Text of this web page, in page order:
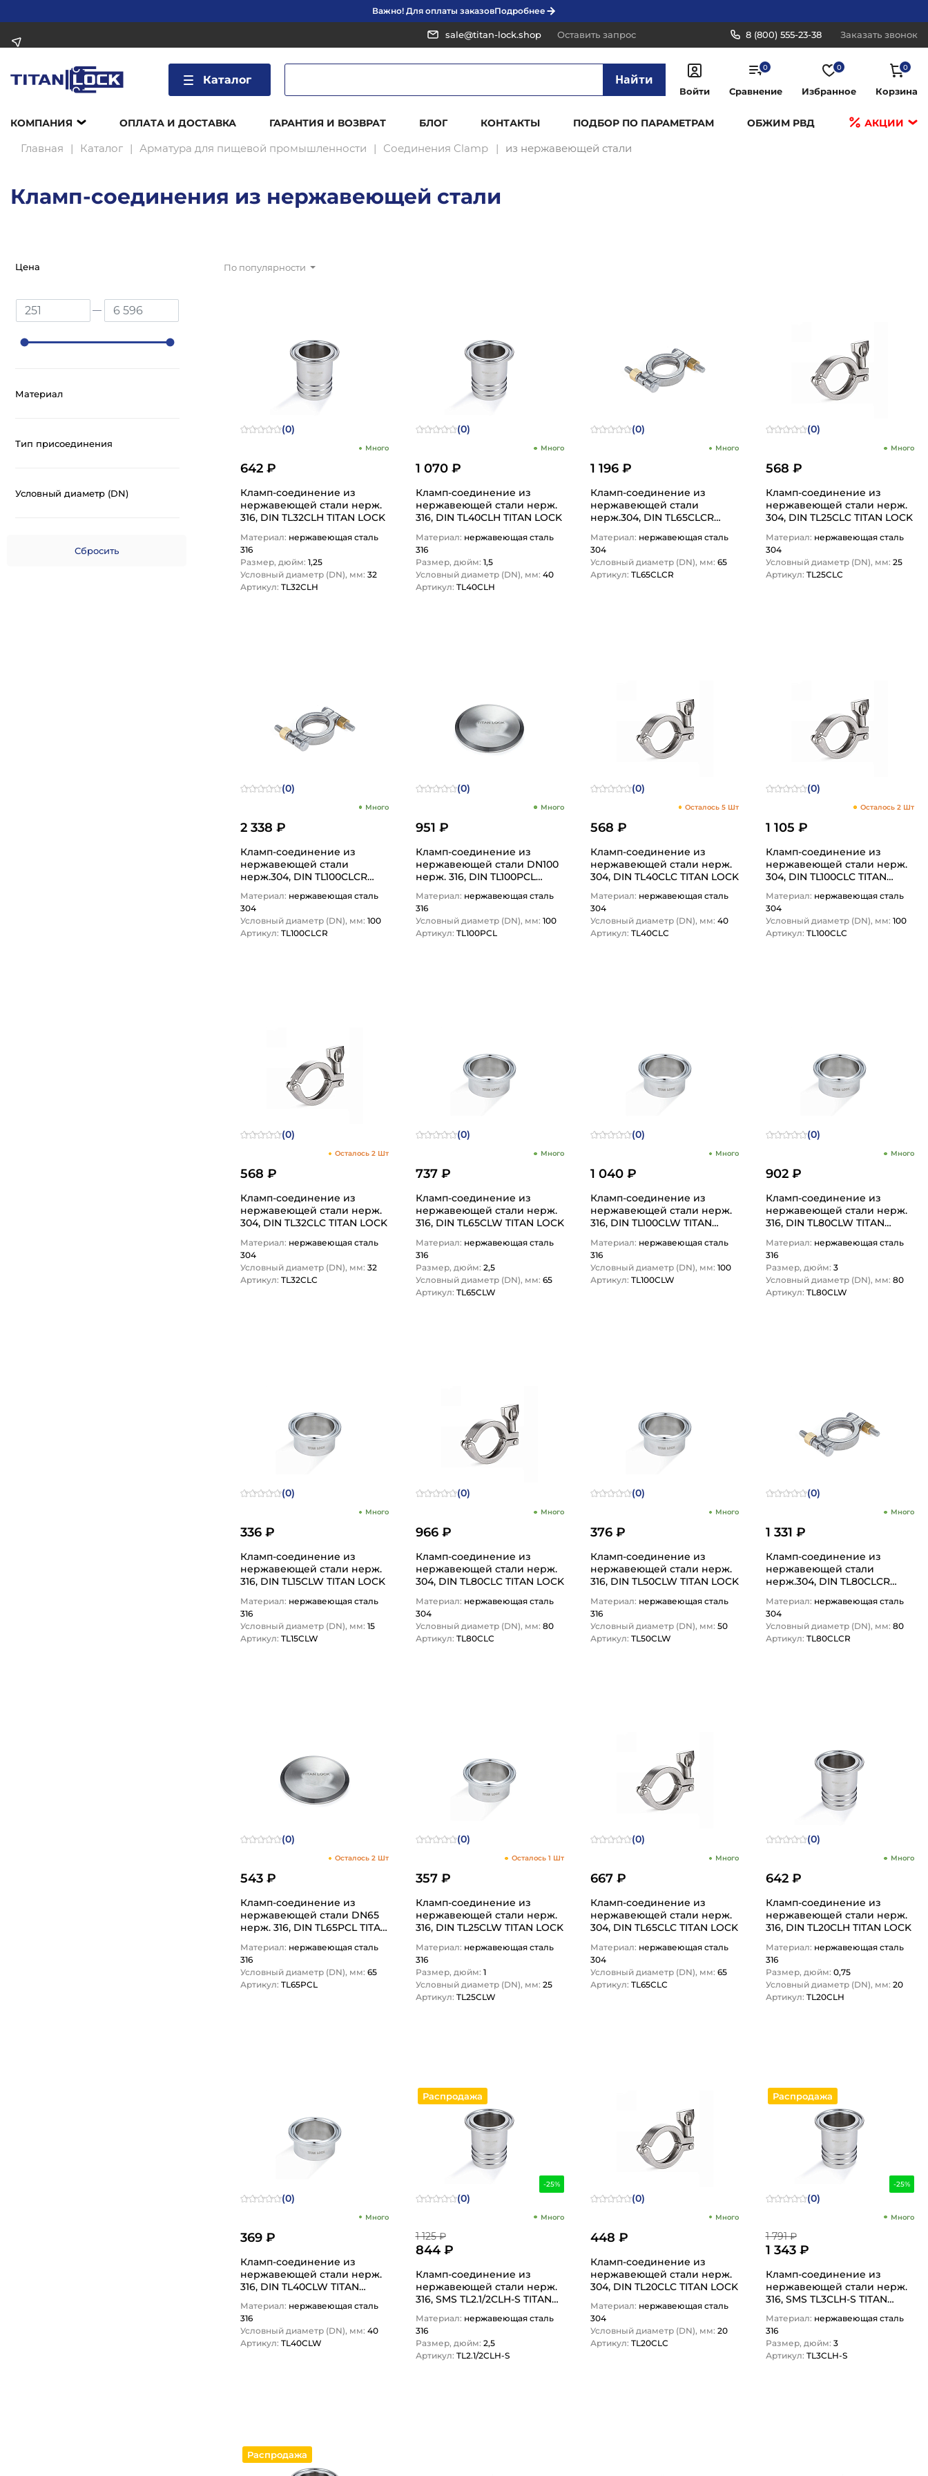
Важно! Для оплаты заказовПодробнее
sale@titan-lock.shop Оставить запрос 8 (800) 555-23-38 Заказать звонок
Каталог Найти
Войти
0
Сравнение
0
Избранное
0
Корзина
КОМПАНИЯ ОПЛАТА И ДОСТАВКА ГАРАНТИЯ И ВОЗВРАТ БЛОГ КОНТАКТЫ ПОДБОР ПО ПАРАМЕТРАМ ОБЖИМ РВД АКЦИИ
Главная Каталог Арматура для пищевой промышленности Соединения Clamp из нержавеющей стали
Кламп-соединения из нержавеющей стали
По популярности
(0)
642 ₽
Много
Кламп-соединение из
нержавеющей стали нерж.
316, DIN TL32CLH TITAN LOCK
Материал: нержавеющая сталь
316
Размер, дюйм: 1,25
Условный диаметр (DN), мм: 32
Артикул: TL32CLH
(0)
1 070 ₽
Много
Кламп-соединение из
нержавеющей стали нерж.
316, DIN TL40CLH TITAN LOCK
Материал: нержавеющая сталь
316
Размер, дюйм: 1,5
Условный диаметр (DN), мм: 40
Артикул: TL40CLH
(0)
1 196 ₽
Много
Кламп-соединение из
нержавеющей стали
нерж.304, DIN TL65CLCR
Материал: нержавеющая сталь
304
Условный диаметр (DN), мм: 65
Артикул: TL65CLCR
(0)
568 ₽
Много
Кламп-соединение из
нержавеющей стали нерж.
304, DIN TL25CLC TITAN LOCK
Материал: нержавеющая сталь
304
Условный диаметр (DN), мм: 25
Артикул: TL25CLC
(0)
2 338 ₽
Много
Кламп-соединение из
нержавеющей стали
нерж.304, DIN TL100CLCR
Материал: нержавеющая сталь
304
Условный диаметр (DN), мм: 100
Артикул: TL100CLCR
(0)
951 ₽
Много
Кламп-соединение из
нержавеющей стали DN100
нерж. 316, DIN TL100PCL
Материал: нержавеющая сталь
316
Условный диаметр (DN), мм: 100
Артикул: TL100PCL
(0)
568 ₽
Осталось 5 Шт
Кламп-соединение из
нержавеющей стали нерж.
304, DIN TL40CLC TITAN LOCK
Материал: нержавеющая сталь
304
Условный диаметр (DN), мм: 40
Артикул: TL40CLC
(0)
1 105 ₽
Осталось 2 Шт
Кламп-соединение из
нержавеющей стали нерж.
304, DIN TL100CLC TITAN
Материал: нержавеющая сталь
304
Условный диаметр (DN), мм: 100
Артикул: TL100CLC
(0)
568 ₽
Осталось 2 Шт
Кламп-соединение из
нержавеющей стали нерж.
304, DIN TL32CLC TITAN LOCK
Материал: нержавеющая сталь
304
Условный диаметр (DN), мм: 32
Артикул: TL32CLC
(0)
737 ₽
Много
Кламп-соединение из
нержавеющей стали нерж.
316, DIN TL65CLW TITAN LOCK
Материал: нержавеющая сталь
316
Размер, дюйм: 2,5
Условный диаметр (DN), мм: 65
Артикул: TL65CLW
(0)
1 040 ₽
Много
Кламп-соединение из
нержавеющей стали нерж.
316, DIN TL100CLW TITAN
Материал: нержавеющая сталь
316
Условный диаметр (DN), мм: 100
Артикул: TL100CLW
(0)
902 ₽
Много
Кламп-соединение из
нержавеющей стали нерж.
316, DIN TL80CLW TITAN
Материал: нержавеющая сталь
316
Размер, дюйм: 3
Условный диаметр (DN), мм: 80
Артикул: TL80CLW
(0)
336 ₽
Много
Кламп-соединение из
нержавеющей стали нерж.
316, DIN TL15CLW TITAN LOCK
Материал: нержавеющая сталь
316
Условный диаметр (DN), мм: 15
Артикул: TL15CLW
(0)
966 ₽
Много
Кламп-соединение из
нержавеющей стали нерж.
304, DIN TL80CLC TITAN LOCK
Материал: нержавеющая сталь
304
Условный диаметр (DN), мм: 80
Артикул: TL80CLC
(0)
376 ₽
Много
Кламп-соединение из
нержавеющей стали нерж.
316, DIN TL50CLW TITAN LOCK
Материал: нержавеющая сталь
316
Условный диаметр (DN), мм: 50
Артикул: TL50CLW
(0)
1 331 ₽
Много
Кламп-соединение из
нержавеющей стали
нерж.304, DIN TL80CLCR
Материал: нержавеющая сталь
304
Условный диаметр (DN), мм: 80
Артикул: TL80CLCR
(0)
543 ₽
Осталось 2 Шт
Кламп-соединение из
нержавеющей стали DN65
нерж. 316, DIN TL65PCL TITAN
Материал: нержавеющая сталь
316
Условный диаметр (DN), мм: 65
Артикул: TL65PCL
(0)
357 ₽
Осталось 1 Шт
Кламп-соединение из
нержавеющей стали нерж.
316, DIN TL25CLW TITAN LOCK
Материал: нержавеющая сталь
316
Размер, дюйм: 1
Условный диаметр (DN), мм: 25
Артикул: TL25CLW
(0)
667 ₽
Много
Кламп-соединение из
нержавеющей стали нерж.
304, DIN TL65CLC TITAN LOCK
Материал: нержавеющая сталь
304
Условный диаметр (DN), мм: 65
Артикул: TL65CLC
(0)
642 ₽
Много
Кламп-соединение из
нержавеющей стали нерж.
316, DIN TL20CLH TITAN LOCK
Материал: нержавеющая сталь
316
Размер, дюйм: 0,75
Условный диаметр (DN), мм: 20
Артикул: TL20CLH
(0)
369 ₽
Много
Кламп-соединение из
нержавеющей стали нерж.
316, DIN TL40CLW TITAN
Материал: нержавеющая сталь
316
Условный диаметр (DN), мм: 40
Артикул: TL40CLW
-25%
Распродажа
(0)
1 125 ₽
844 ₽
Много
Кламп-соединение из
нержавеющей стали нерж.
316, SMS TL2.1/2CLH-S TITAN
Материал: нержавеющая сталь
316
Размер, дюйм: 2,5
Артикул: TL2.1/2CLH-S
(0)
448 ₽
Много
Кламп-соединение из
нержавеющей стали нерж.
304, DIN TL20CLC TITAN LOCK
Материал: нержавеющая сталь
304
Условный диаметр (DN), мм: 20
Артикул: TL20CLC
-25%
Распродажа
(0)
1 791 ₽
1 343 ₽
Много
Кламп-соединение из
нержавеющей стали нерж.
316, SMS TL3CLH-S TITAN
Материал: нержавеющая сталь
316
Размер, дюйм: 3
Артикул: TL3CLH-S
Распродажа
Цена
Материал
Тип присоединения
Условный диаметр (DN)